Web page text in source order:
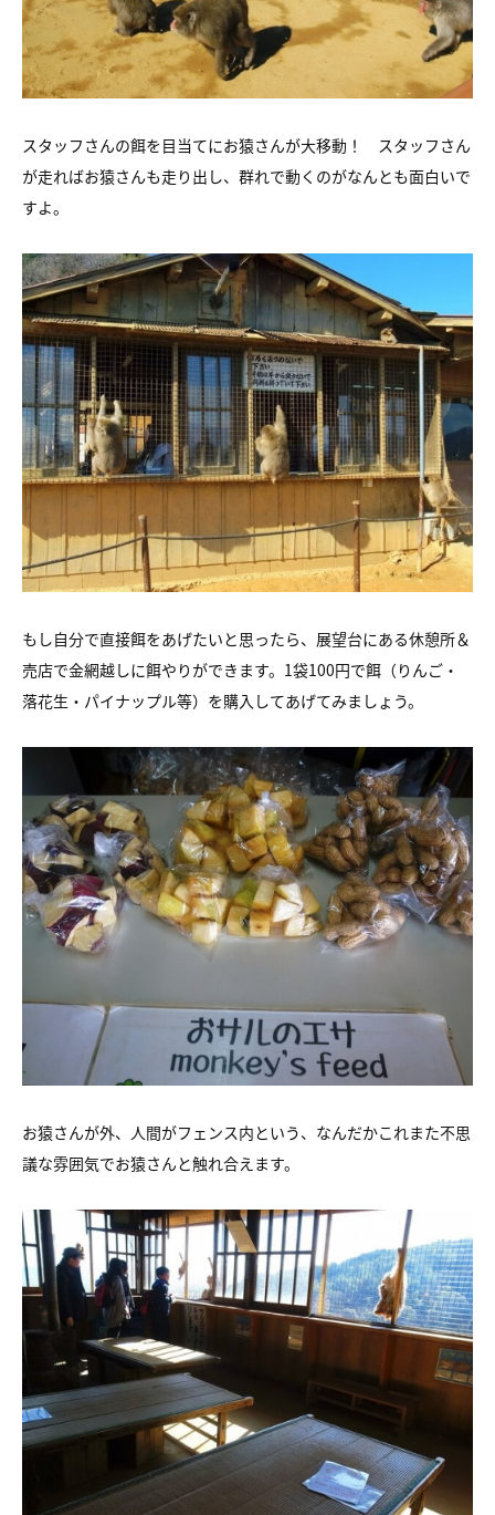
スタッフさんの餌を目当てにお猿さんが大移動！ スタッフさん
が走ればお猿さんも走り出し、群れで動くのがなんとも面白いで
すよ。
もし自分で直接餌をあげたいと思ったら、展望台にある休憩所＆
売店で金網越しに餌やりができます。1袋100円で餌（りんご・
落花生・パイナップル等）を購入してあげてみましょう。
お猿さんが外、人間がフェンス内という、なんだかこれまた不思
議な雰囲気でお猿さんと触れ合えます。